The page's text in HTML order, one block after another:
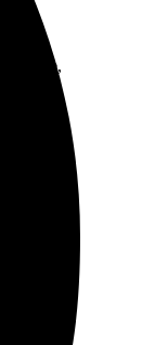
высоте,